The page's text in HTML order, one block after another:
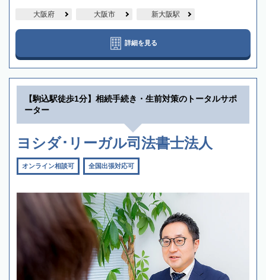
大阪府 大阪市 新大阪駅
詳細を見る
【駒込駅徒歩1分】相続手続き・生前対策のトータルサポ
ーター
ヨシダ･リーガル司法書士法人
オンライン相談可 全国出張対応可